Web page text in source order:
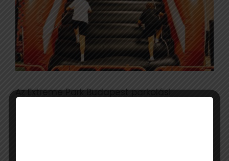
Az Extreme Park Budapest parkolási